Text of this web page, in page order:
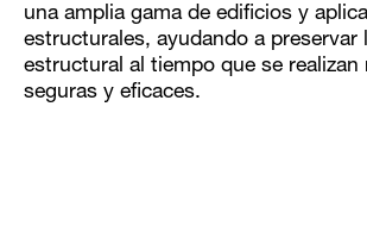
una amplia gama de edificios y
estructurales, ayudando a preservar
estructural al tiempo que se realizan
seguras y eficaces.